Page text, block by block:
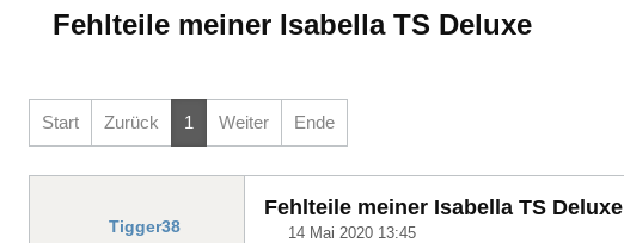
Fehlteile meiner Isabella TS Deluxe
Start Zurück 1 Weiter Ende
Tigger38
Fehlteile meiner Isabella TS Deluxe
14 Mai 2020 13:45